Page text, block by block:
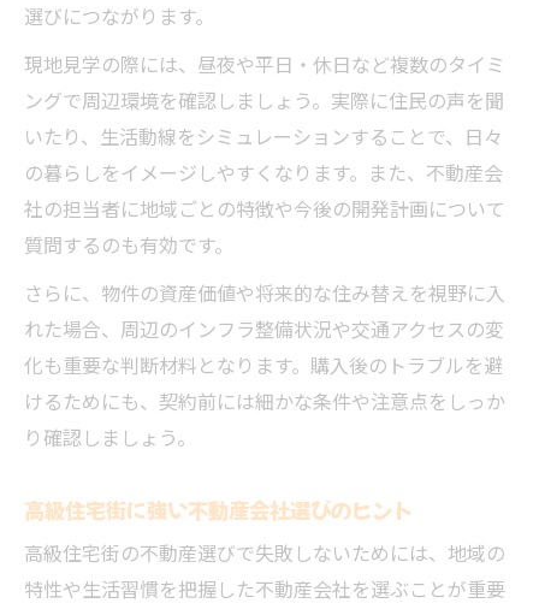
選びにつながります。
現地見学の際には、昼夜や平日・休日など複数のタイミ
ングで周辺環境を確認しましょう。実際に住民の声を聞
いたり、生活動線をシミュレーションすることで、日々
の暮らしをイメージしやすくなります。また、不動産会
社の担当者に地域ごとの特徴や今後の開発計画について
質問するのも有効です。
さらに、物件の資産価値や将来的な住み替えを視野に入
れた場合、周辺のインフラ整備状況や交通アクセスの変
化も重要な判断材料となります。購入後のトラブルを避
けるためにも、契約前には細かな条件や注意点をしっか
り確認しましょう。
高級住宅街に強い不動産会社選びのヒント
高級住宅街の不動産選びで失敗しないためには、地域の
特性や生活習慣を把握した不動産会社を選ぶことが重要